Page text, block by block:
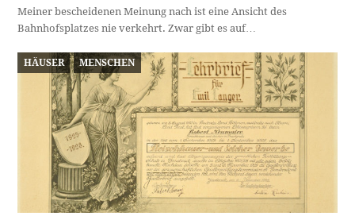
Meiner bescheidenen Meinung nach ist eine Ansicht des
Bahnhofsplatzes nie verkehrt. Zwar gibt es auf…
HÄUSER MENSCHEN